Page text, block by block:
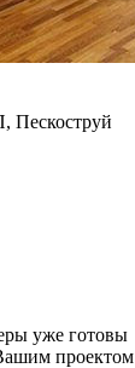
уже готовы
проектом